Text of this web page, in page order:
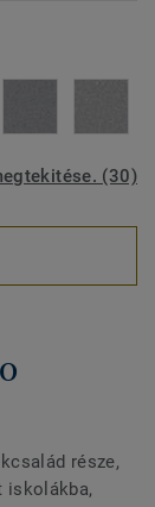
(30)
része,
iskolákba,